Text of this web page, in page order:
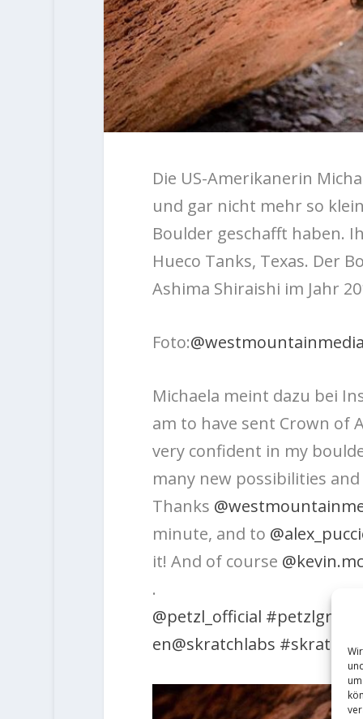
Die US-Amerikanerin
und gar nicht mehr so
Boulder geschafft haben.
Hueco Tanks, Texas. Der
Ashima Shiraishi im Jahr
Foto:
Michaela meint dazu bei
am to have sent Crown of
very confident in my
many new possibilities
Thanks
minute, and to
it! And of course
.
@petzl_official #petzlgram
en@skratchlabs